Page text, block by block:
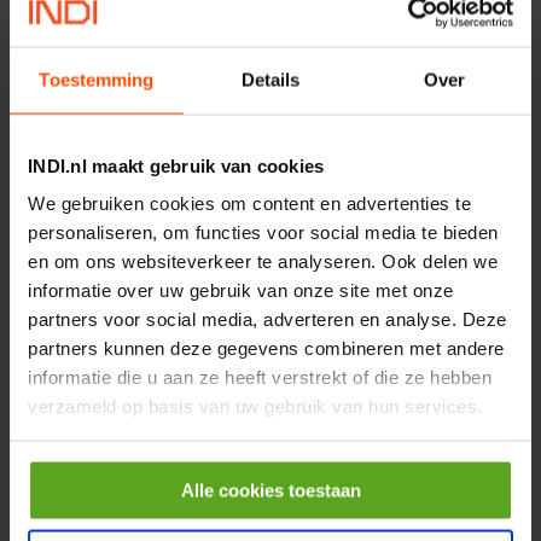
Toestemming Details Over
INDI.nl maakt gebruik van cookies
We gebruiken cookies om content en advertenties te
personaliseren, om functies voor social media te bieden
en om ons websiteverkeer te analyseren. Ook delen we
informatie over uw gebruik van onze site met onze
partners voor social media, adverteren en analyse. Deze
partners kunnen deze gegevens combineren met andere
informatie die u aan ze heeft verstrekt of die ze hebben
verzameld op basis van uw gebruik van hun services.
Alle cookies toestaan
€ 219,68
incl. BTW
−
4mm x Ø17mm
Artikelnummer:CPR501
Merknaam: Baltrotors
€ 19,99
incl. BTW
− +
0,25KW
Artikelnummer:OK9HPA1240